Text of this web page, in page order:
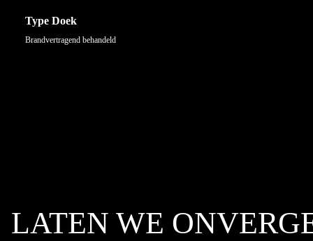
Type Doek
Brandvertragend behandeld
LATEN WE